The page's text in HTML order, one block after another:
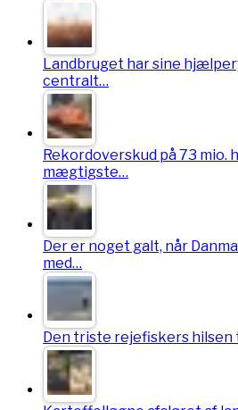
Landbruget har sine
centralt…
Rekordoverskud på 73 mio.
mægtigste…
Der er noget galt, når
med…
Den triste rejefiskers hilsen